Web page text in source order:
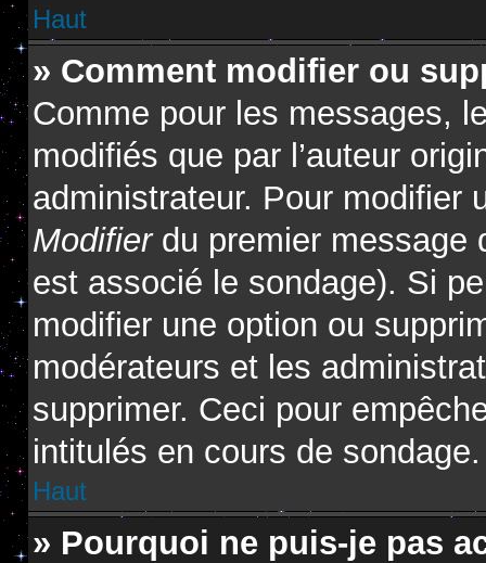
Haut
» Comment modifier ou
Comme pour les messages,
modifiés que par l’auteur
administrateur. Pour modifier
Modifierdu premier message
est associé le sondage). Si
modifier une option ou
modérateurs et les
supprimer. Ceci pour
intitulés en cours de sondage.
Haut
» Pourquoi ne puis-je pas